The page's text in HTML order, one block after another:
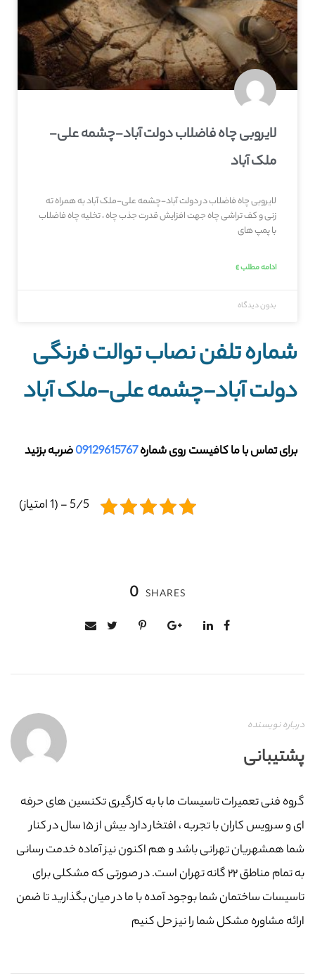
لایروبی چاه فاضلاب دولت آباد-چشمه علی-
ملک آباد
لایروبی چاه فاضلاب در دولت آباد-چشمه علی-ملک آباد به همراه ته
زنی و کف تراشی چاه جهت افزایش قدرت جذب چاه ، تخلیه چاه فاضلاب
با پمپ های
ادامه مطلب »
بدون دیدگاه
شماره تلفن نصاب توالت فرنگی
دولت آباد-چشمه علی-ملک آباد
برای تماس با ما کافیست روی شماره09129615767ضربه بزنید
5/5 - (1 امتیاز)
0 SHARES
درباره نویسنده
پشتیبانی
گروه فنی تعمیرات تاسیسات ما با به‌ کارگیری تکنسین های حرفه
ای و سرویس کاران با تجربه ، افتخار دارد بیش از ۱۵ سال در کنار
شما همشهریان تهرانی باشد و هم اکنون نیز آماده خدمت رسانی
به تمام مناطق ۲۲ گانه تهران است. در صورتی که مشکلی برای
تاسیسات ساختمان شما بوجود آمده با ما در میان بگذارید تا ضمن
ارائه مشاوره مشکل شما را نیز حل کنیم